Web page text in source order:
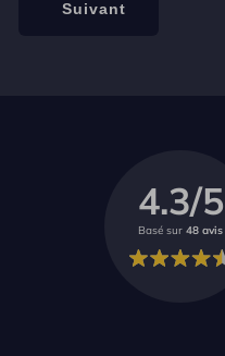
4.3/5
Basé sur 48 avis